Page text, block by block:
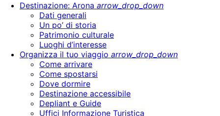
Destinazione: Arona arrow_drop_down
Dati generali
Un po’ di storia
Patrimonio culturale
Luoghi d’interesse
Organizza il tuo viaggio arrow_drop_down
Come arrivare
Come spostarsi
Dove dormire
Destinazione accessibile
Depliant e Guide
Uffici Informazione Turistica